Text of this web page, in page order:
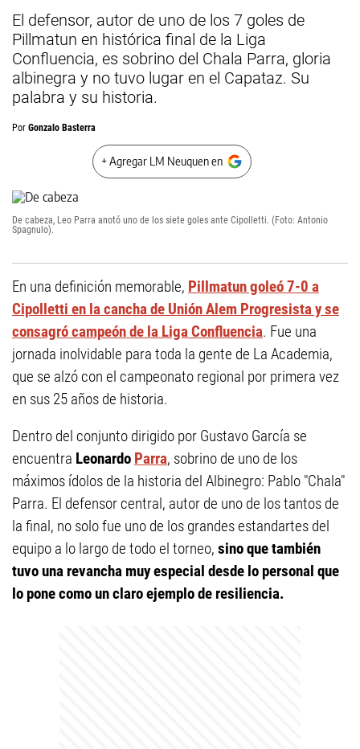
El defensor, autor de uno de los 7 goles de
Pillmatun en histórica final de la Liga
Confluencia, es sobrino del Chala Parra, gloria
albinegra y no tuvo lugar en el Capataz. Su
palabra y su historia.
Por Gonzalo Basterra
+ Agregar LM Neuquen en
De cabeza, Leo Parra anotó uno de los siete goles ante Cipolletti. (Foto: Antonio
Spagnulo).
En una definición memorable, Pillmatun goleó 7-0 a
Cipolletti en la cancha de Unión Alem Progresista y se
consagró campeón de la Liga Confluencia. Fue una
jornada inolvidable para toda la gente de La Academia,
que se alzó con el campeonato regional por primera vez
en sus 25 años de historia.
Dentro del conjunto dirigido por Gustavo García se
encuentra Leonardo Parra, sobrino de uno de los
máximos ídolos de la historia del Albinegro: Pablo "Chala"
Parra. El defensor central, autor de uno de los tantos de
la final, no solo fue uno de los grandes estandartes del
equipo a lo largo de todo el torneo, sino que también
tuvo una revancha muy especial desde lo personal que
lo pone como un claro ejemplo de resiliencia.